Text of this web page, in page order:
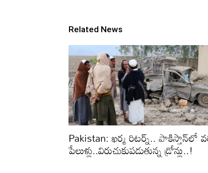
Related News
Pakistan: ఖర్మ రిటర్న్‌.. పాకిస్తాన్‌లో
పేలుళ్లు..విరుచుకుపడుతున్న డ్రోన్లు..!